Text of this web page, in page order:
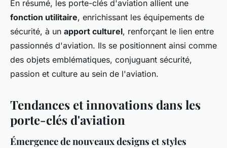
En résumé, les porte-clés d'aviation allient une
fonction utilitaire, enrichissant les équipements de
sécurité, à un apport culturel, renforçant le lien entre
passionnés d'aviation. Ils se positionnent ainsi comme
des objets emblématiques, conjuguant sécurité,
passion et culture au sein de l'aviation.
Tendances et innovations dans les
porte-clés d'aviation
Émergence de nouveaux designs et styles